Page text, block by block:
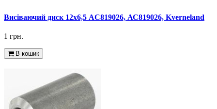
Висіваючий диск 12х6,5 AC819026, АС819026, Kverneland
1 грн.
В кошик